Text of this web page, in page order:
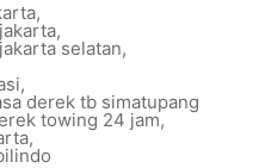
,
,
selatan,
,
derek tb simatupang
towing 24 jam,
,